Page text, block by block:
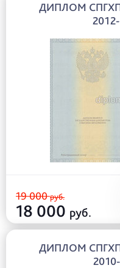
ДИПЛОМ
19 000руб.
18 000 руб.
ДИПЛОМ